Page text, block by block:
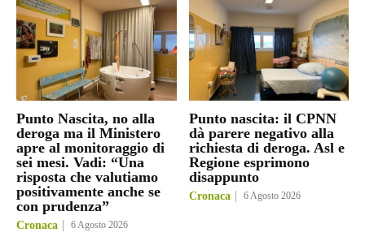
Punto Nascita, no alla
deroga ma il Ministero
apre al monitoraggio di
sei mesi. Vadi: “Una
risposta che valutiamo
positivamente anche se
con prudenza”
Cronaca 6 Agosto 2026
Punto nascita: il CPNN
dà parere negativo alla
richiesta di deroga. Asl e
Regione esprimono
disappunto
Cronaca 6 Agosto 2026